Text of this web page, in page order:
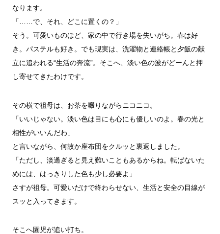
なります。
「……で、それ、どこに置くの？」
そう。可愛いものほど、家の中で行き場を失いがち。春は好
き。パステルも好き。でも現実は、洗濯物と連絡帳と夕飯の献
立に追われる“生活の奔流”。そこへ、淡い色の波がどーんと押
し寄せてきたわけです。
その横で祖母は、お茶を啜りながらニコニコ。
「いいじゃない。淡い色は目にも心にも優しいのよ。春の光と
相性がいいんだわ」
と言いながら、何故か座布団をクルッと裏返しました。
「ただし、淡過ぎると見え難いこともあるからね。転ばないた
めには、はっきりした色も少し必要よ」
さすが祖母。可愛いだけで終わらせない、生活と安全の目線が
スッと入ってきます。
そこへ園児が追い打ち。